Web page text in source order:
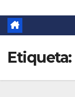
Etiqueta: